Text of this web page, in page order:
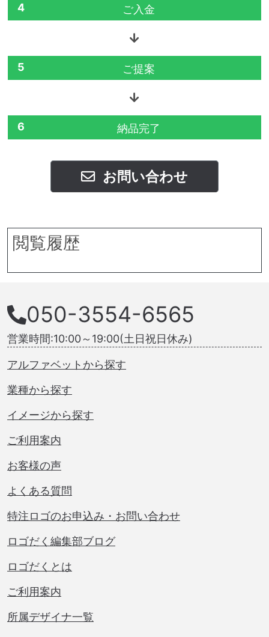
4 ご入金
5 ご提案
6 納品完了
お問い合わせ
閲覧履歴
050-3554-6565
営業時間:10:00～19:00(土日祝日休み)
アルファベットから探す
業種から探す
イメージから探す
ご利用案内
お客様の声
よくある質問
特注ロゴのお申込み・お問い合わせ
ロゴだく編集部ブログ
ロゴだくとは
ご利用案内
所属デザイナ一覧